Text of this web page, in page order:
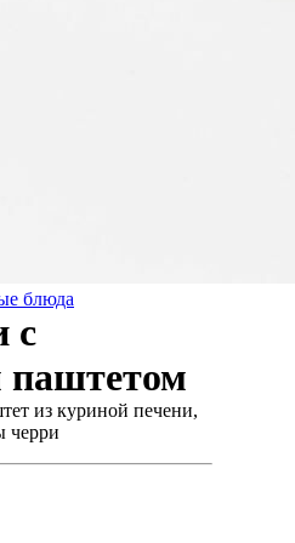
блюда
с
паштетом
из куриной печени,
черри